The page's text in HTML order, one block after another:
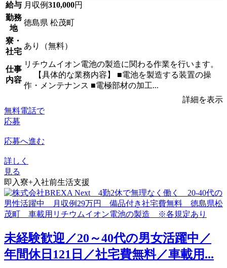
給与 月収例310,000円
勤務
地
徳島県 松茂町
寮・
社宅
あり（無料）
仕事
内容
リチウムイオン電池の製造に関わる作業を行います。
【具体的な業務内容】 ■電池を製造する装置の操
作・メンテナンス ■電極部材の加工...
詳細を表示
無料電話で
応募
応募へ進む
詳しく
見る
即入寮+入社前生活支援
未経験歓迎／20～40代の男女活躍中／
年間休日121日／社宅費無料／車載用...